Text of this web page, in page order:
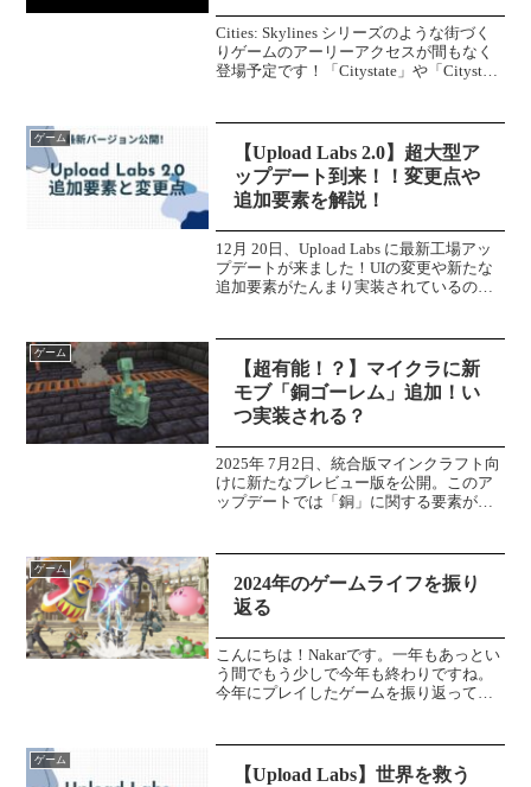
Cities: Skylines シリーズのような街づく
りゲームのアーリーアクセスが間もなく
登場予定です！「Citystate」や「Citystate
ゲーム
【Upload Labs 2.0】超大型ア
ップデート到来！！変更点や
追加要素を解説！
12月 20日、Upload Labs に最新工場アッ
プデートが来ました！UIの変更や新たな
追加要素がたんまり実装されているの
いきます。さらに、新たに追加された要
素も解...
ゲーム
【超有能！？】マイクラに新
モブ「銅ゴーレム」追加！い
つ実装される？
2025年 7月2日、統合版マインクラフト向
けに新たなプレビュー版を公開。このア
ップデートでは「銅」に関する要素が追
銅鉱石に装備が追加されます！これまで
銅鉱石にツールや...
ゲーム
2024年のゲームライフを振り
返る
こんにちは！Nakarです。一年もあっとい
う間でもう少しで今年も終わりですね。
今年にプレイしたゲームを振り返ってい
ムをプレイしたみたいです。新しく買っ...
ゲーム
【Upload Labs】世界を救う